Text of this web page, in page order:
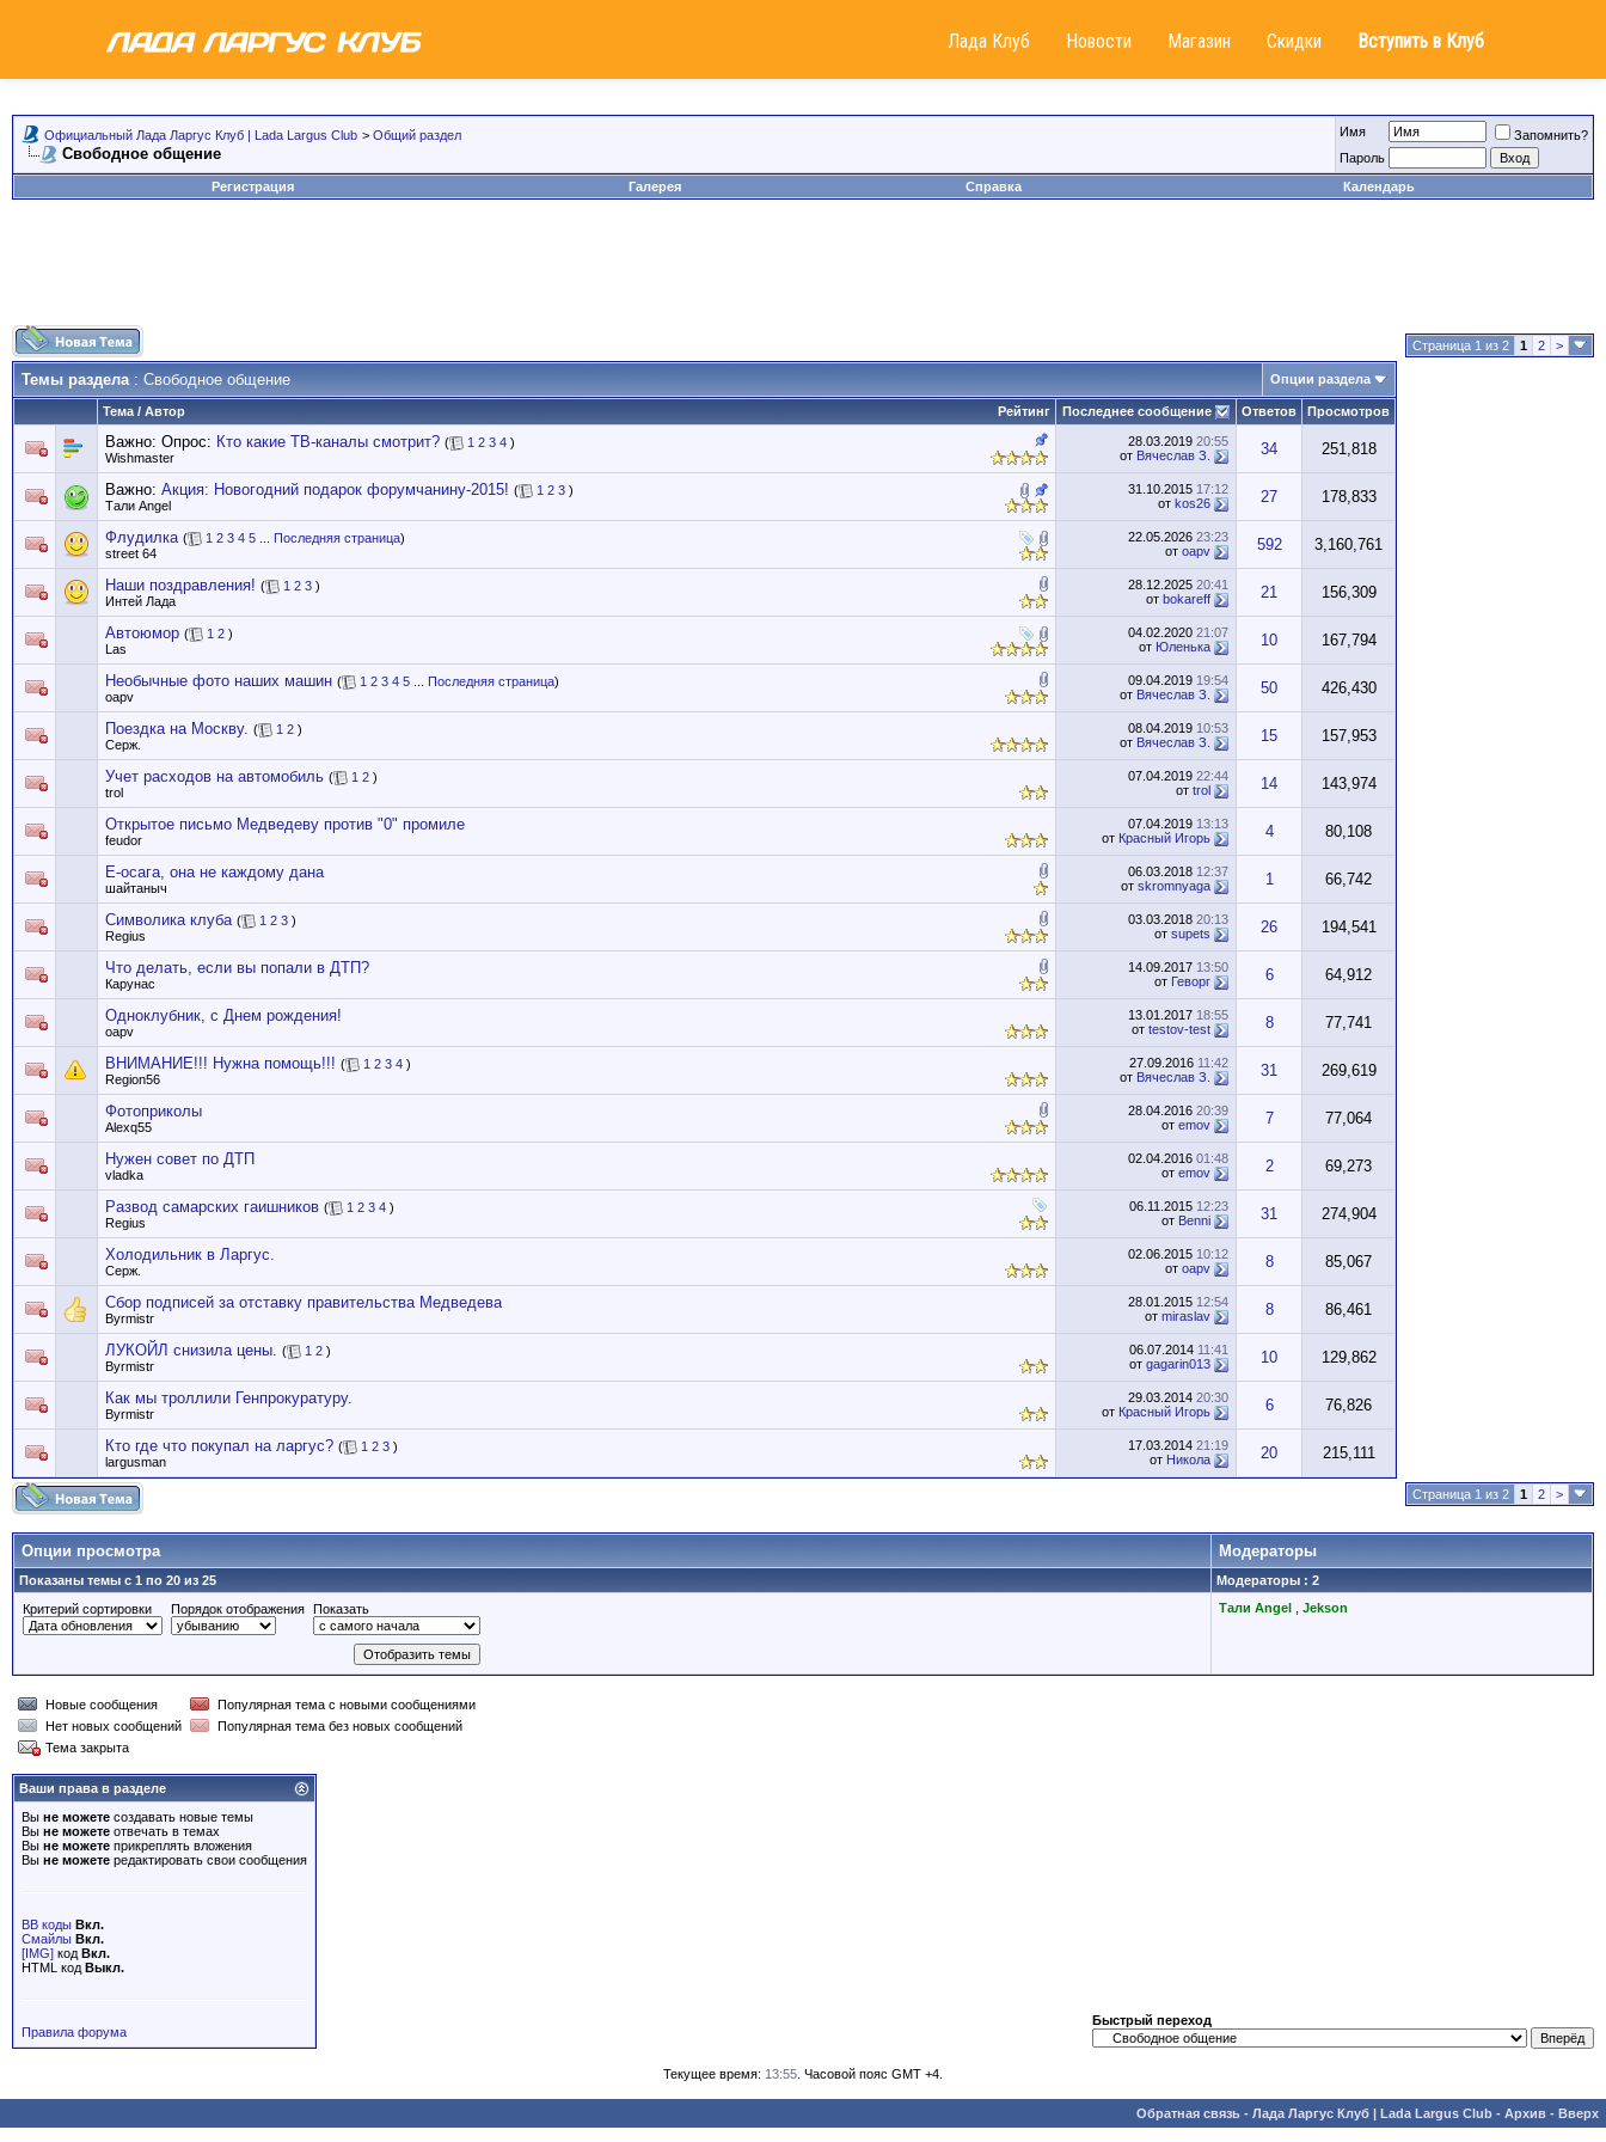
Лада Клуб Новости Магазин Скидки Вступить в Клуб
Официальный Лада Ларгус Клуб | Lada Largus Club > Общий раздел
Свободное общение
Имя
Запомнить?
Пароль
Регистрация
Галерея Справка Календарь
Страница 1 из 2 1 2 >
Темы раздела: Свободное общение Опции раздела
Рейтинг
Тема / Автор Последнее сообщение Ответов Просмотров
Важно: Опрос: Кто какие ТВ-каналы смотрит? ( 1 2 3 4 )
Wishmaster
28.03.2019 20:55
от Вячеслав З. 34 251,818
Важно: Акция: Новогодний подарок форумчанину-2015! ( 1 2 3 )
Тали Angel
31.10.2015 17:12
от kos26 27 178,833
Флудилка ( 1 2 3 4 5 Последняя страница)
street 64
22.05.2026 23:23
от oapv 592 3,160,761
Наши поздравления! ( 1 2 3 )
Интей Лада
28.12.2025 20:41
от bokareff 21 156,309
Автоюмор ( 1 2 )
Las
04.02.2020 21:07
от Юленька 10 167,794
Необычные фото наших машин ( 1 2 3 4 5 Последняя страница)
oapv
09.04.2019 19:54
от Вячеслав З. 50 426,430
Поездка на Москву. ( 1 2 )
Серж.
08.04.2019 10:53
от Вячеслав З. 15 157,953
Учет расходов на автомобиль ( 1 2 )
trol
07.04.2019 22:44
от trol 14 143,974
Открытое письмо Медведеву против "0" промиле
feudor
07.04.2019 13:13
от Красный Игорь 4 80,108
Е-осага, она не каждому дана
шайтаныч
06.03.2018 12:37
от skromnyaga 1 66,742
Символика клуба ( 1 2 3 )
Regius
03.03.2018 20:13
от supets 26 194,541
Что делать, если вы попали в ДТП?
Карунас
14.09.2017 13:50
от Геворг 6 64,912
Одноклубник, с Днем рождения!
oapv
13.01.2017 18:55
от testov-test 8 77,741
ВНИМАНИЕ!!! Нужна помощь!!! ( 1 2 3 4 )
Region56
27.09.2016 11:42
от Вячеслав З. 31 269,619
Фотоприколы
Alexq55
28.04.2016 20:39
от emov 7 77,064
Нужен совет по ДТП
vladka
02.04.2016 01:48
от emov 2 69,273
Развод самарских гаишников ( 1 2 3 4 )
Regius
06.11.2015 12:23
от Benni 31 274,904
Холодильник в Ларгус.
Серж.
02.06.2015 10:12
от oapv 8 85,067
Сбор подписей за отставку правительства Медведева
Byrmistr
28.01.2015 12:54
от miraslav 8 86,461
ЛУКОЙЛ снизила цены. ( 1 2 )
Byrmistr
06.07.2014 11:41
от gagarin013 10 129,862
Как мы троллили Генпрокуратуру.
Byrmistr
29.03.2014 20:30
от Красный Игорь 6 76,826
Кто где что покупал на ларгус? ( 1 2 3 )
largusman
17.03.2014 21:19
от Никола 20 215,111
Страница 1 из 2 1 2 >
Опции просмотра Модераторы
Показаны темы с 1 по 20 из 25
Модераторы : 2
Критерий сортировки
Порядок отображения Показать Тали Angel Jekson
Новые сообщения
Популярная тема с новыми сообщениями
Нет новых сообщений
Популярная тема без новых сообщений
Тема закрыта
Ваши права в разделе
Вы не можете создавать новые темы
Вы не можете отвечать в темах
Вы не можете прикреплять вложения
Вы не можете редактировать свои сообщения
BB коды Вкл.
Смайлы Вкл.
[IMG] код Вкл.
HTML код Выкл.
Правила форума
Быстрый переход
Текущее время: 13:55 . Часовой пояс GMT +4.
Обратная связь - Лада Ларгус Клуб | Lada Largus Club - Архив - Вверх